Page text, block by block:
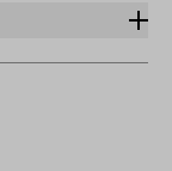
lange zu